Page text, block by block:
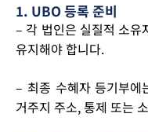
1. UBO 등록 준비
– 각 법인은 실질적 소유
유지해야 합니다.
– 최종 수혜자 등기부
거주지 주소, 통제 또는